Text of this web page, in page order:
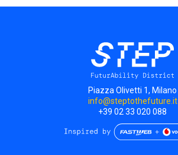
Piazza Olivetti 1, Milano
info@steptothefuture.it
+39 02 33 020 088